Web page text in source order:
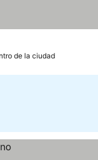
de la ciudad